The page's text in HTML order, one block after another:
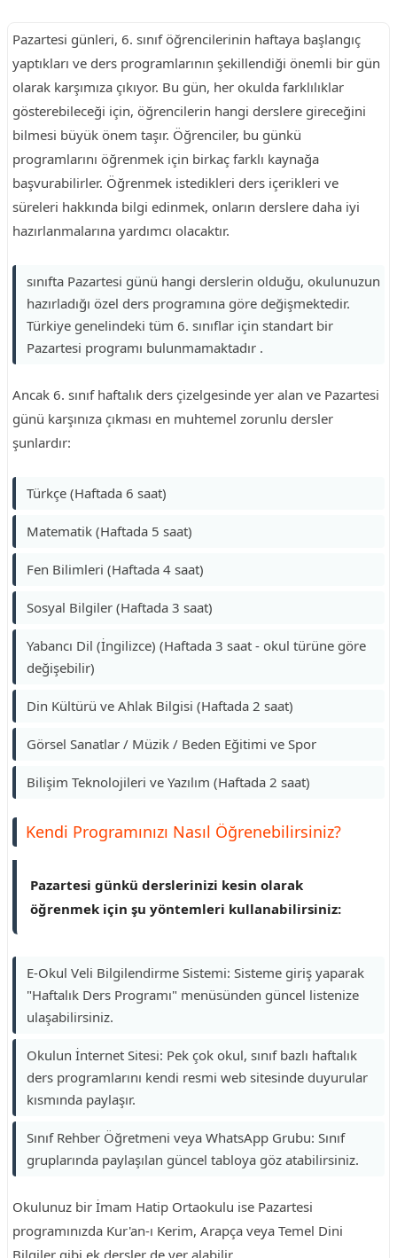
Pazartesi günleri, 6. sınıf öğrencilerinin haftaya başlangıç
yaptıkları ve ders programlarının şekillendiği önemli bir gün
olarak karşımıza çıkıyor. Bu gün, her okulda farklılıklar
gösterebileceği için, öğrencilerin hangi derslere gireceğini
bilmesi büyük önem taşır. Öğrenciler, bu günkü
programlarını öğrenmek için birkaç farklı kaynağa
başvurabilirler. Öğrenmek istedikleri ders içerikleri ve
süreleri hakkında bilgi edinmek, onların derslere daha iyi
hazırlanmalarına yardımcı olacaktır.
sınıfta Pazartesi günü hangi derslerin olduğu, okulunuzun
hazırladığı özel ders programına göre değişmektedir.
Türkiye genelindeki tüm 6. sınıflar için standart bir
Pazartesi programı bulunmamaktadır .
Ancak 6. sınıf haftalık ders çizelgesinde yer alan ve Pazartesi
günü karşınıza çıkması en muhtemel zorunlu dersler
şunlardır:
Türkçe (Haftada 6 saat)
Matematik (Haftada 5 saat)
Fen Bilimleri (Haftada 4 saat)
Sosyal Bilgiler (Haftada 3 saat)
Yabancı Dil (İngilizce) (Haftada 3 saat - okul türüne göre
değişebilir)
Din Kültürü ve Ahlak Bilgisi (Haftada 2 saat)
Görsel Sanatlar / Müzik / Beden Eğitimi ve Spor
Bilişim Teknolojileri ve Yazılım (Haftada 2 saat)
Kendi Programınızı Nasıl Öğrenebilirsiniz?
Pazartesi günkü derslerinizi kesin olarak
öğrenmek için şu yöntemleri kullanabilirsiniz:
E-Okul Veli Bilgilendirme Sistemi: Sisteme giriş yaparak
"Haftalık Ders Programı" menüsünden güncel listenize
ulaşabilirsiniz.
Okulun İnternet Sitesi: Pek çok okul, sınıf bazlı haftalık
ders programlarını kendi resmi web sitesinde duyurular
kısmında paylaşır.
Sınıf Rehber Öğretmeni veya WhatsApp Grubu: Sınıf
gruplarında paylaşılan güncel tabloya göz atabilirsiniz.
Okulunuz bir İmam Hatip Ortaokulu ise Pazartesi
programınızda Kur'an-ı Kerim, Arapça veya Temel Dini
Bilgiler gibi ek dersler de yer alabilir.